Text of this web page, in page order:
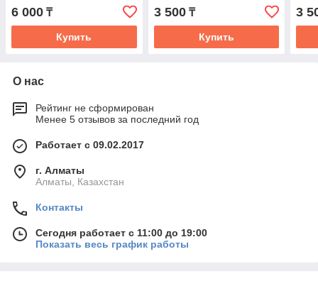
6 000 ₸
Купить
3 500₸
Купить
3
О нас
Рейтинг не сформирован
Менее 5 отзывов за последний год
Работает с 09.02.2017
г. Алматы
Алматы, Казахстан
Контакты
Сегодня работает с 11:00 до 19:00
Показать весь график работы